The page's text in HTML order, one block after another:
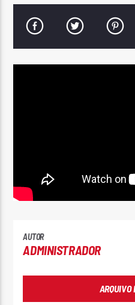
Rádio No ar
AUTOR
ADMINISTRADOR
ARQUIVO